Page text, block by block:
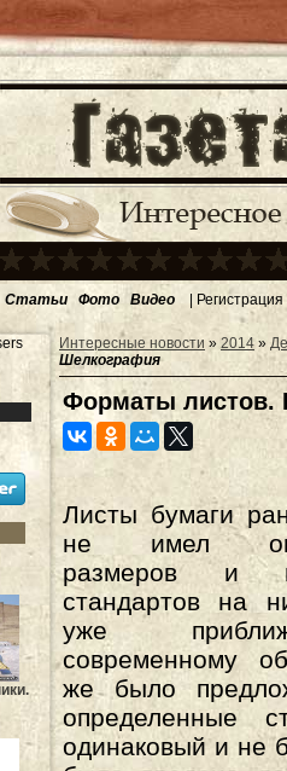
Статьи Фото Видео | Регистрация
Интересные новости » 2014 »
Шелкография
Форматы листов.
Листы бумаги
не имел
размеров и
стандартов на
уже
современному
же было
определенные
одинаковый и не